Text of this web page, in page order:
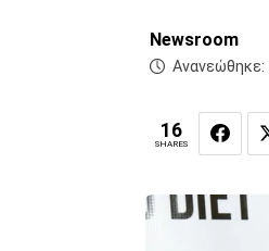
Newsroom
Ανανεώθηκε:
16
SHARES